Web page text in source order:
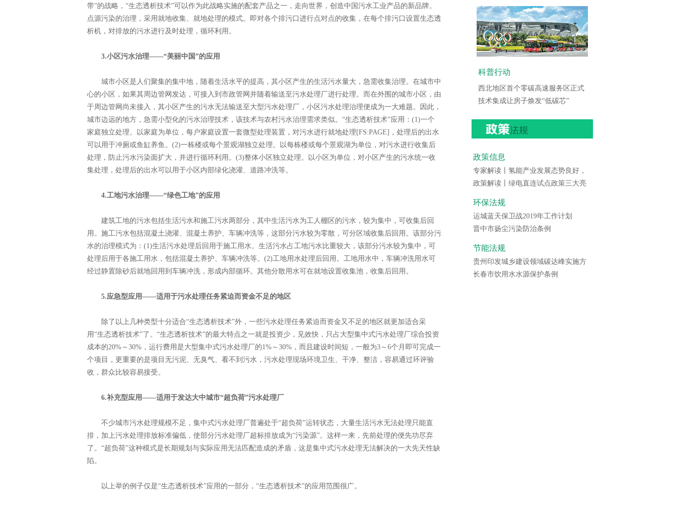
带”的战略，“生态透析技术”可以作为此战略实施的配套产品之一，走向世界，创造中国污水工业产品的新品牌。
点源污染的治理，采用就地收集、就地处理的模式。即对各个排污口进行点对点的收集，在每个排污口设置生态透
析机，对排放的污水进行及时处理，循环利用。
3.小区污水治理——“美丽中国”的应用
城市小区是人们聚集的集中地，随着生活水平的提高，其小区产生的生活污水量大，急需收集治理。在城市中
心的小区，如果其周边管网发达，可接入到市政管网并随着输送至污水处理厂进行处理。而在外围的城市小区，由
于周边管网尚未接入，其小区产生的污水无法输送至大型污水处理厂，小区污水处理治理便成为一大难题。因此，
城市边远的地方，急需小型化的污水治理技术，该技术与农村污水治理需求类似。“生态透析技术”应用：(1)一个
家庭独立处理。以家庭为单位，每户家庭设置一套微型处理装置，对污水进行就地处理[FS:PAGE]，处理后的出水
可以用于冲厕或鱼缸养鱼。(2)一栋楼或每个景观湖独立处理。以每栋楼或每个景观湖为单位，对污水进行收集后
处理，防止污水污染面扩大，并进行循环利用。(3)整体小区独立处理。以小区为单位，对小区产生的污水统一收
集处理，处理后的出水可以用于小区内部绿化浇灌、道路冲洗等。
4.工地污水治理——“绿色工地”的应用
建筑工地的污水包括生活污水和施工污水两部分，其中生活污水为工人棚区的污水，较为集中，可收集后回
用。施工污水包括混凝土浇灌、混凝土养护、车辆冲洗等，这部分污水较为零散，可分区域收集后回用。该部分污
水的治理模式为：(1)生活污水处理后回用于施工用水。生活污水占工地污水比重较大，该部分污水较为集中，可
处理后用于各施工用水，包括混凝土养护、车辆冲洗等。(2)工地用水处理后回用。工地用水中，车辆冲洗用水可
经过静置除砂后就地回用到车辆冲洗，形成内部循环。其他分散用水可在就地设置收集池，收集后回用。
5.应急型应用——适用于污水处理任务紧迫而资金不足的地区
除了以上几种类型十分适合“生态透析技术”外，一些污水处理任务紧迫而资金又不足的地区就更加适合采
用“生态透析技术”了。“生态透析技术”的最大特点之一就是投资少，见效快，只占大型集中式污水处理厂综合投资
成本的20%～30%，运行费用是大型集中式污水处理厂的1%～30%，而且建设时间短，一般为3～6个月即可完成一
个项目，更重要的是项目无污泥、无臭气、看不到污水，污水处理现场环境卫生、干净、整洁，容易通过环评验
收，群众比较容易接受。
6.补充型应用——适用于发达大中城市“超负荷”污水处理厂
不少城市污水处理规模不足，集中式污水处理厂普遍处于“超负荷”运转状态，大量生活污水无法处理只能直
排，加上污水处理排放标准偏低，使部分污水处理厂超标排放成为“污染源”。这样一来，先前处理的便先功尽弃
了。“超负荷”这种模式是长期规划与实际应用无法匹配造成的矛盾，这是集中式污水处理无法解决的一大先天性缺
陷。
以上举的例子仅是“生态透析技术”应用的一部分，“生态透析技术”的应用范围很广。
科普行动
西北地区首个零碳高速服务区正式
技术集成让房子焕发“低碳芯”
政策信息
专家解读丨氢能产业发展态势良好，
政策解读丨绿电直连试点政策三大亮
环保法规
运城蓝天保卫战2019年工作计划
晋中市扬尘污染防治条例
节能法规
贵州印发城乡建设领域碳达峰实施方
长春市饮用水水源保护条例